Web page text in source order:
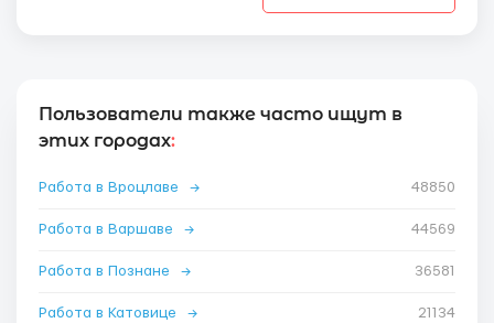
Пользователи также часто ищут в
этих городах:
Работа в Вроцлаве → 48850
Работа в Варшаве → 44569
Работа в Познане → 36581
Работа в Катовице → 21134